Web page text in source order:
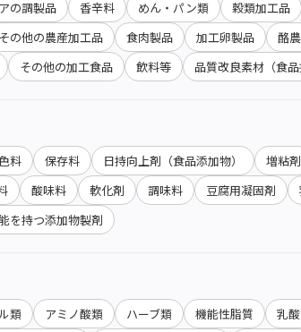
の調製品 香辛料 めん・パン類 穀類加工品
その他の農産加工品 食肉製品 加工卵製品 酪
その他の加工食品 飲料等 品質改良素材（食品
料 保存料 日持向上剤（食品添加物） 増粘剤
酸味料 軟化剤 調味料 豆腐用凝固剤
を持つ添加物製剤
類 アミノ酸類 ハーブ類 機能性脂質 乳